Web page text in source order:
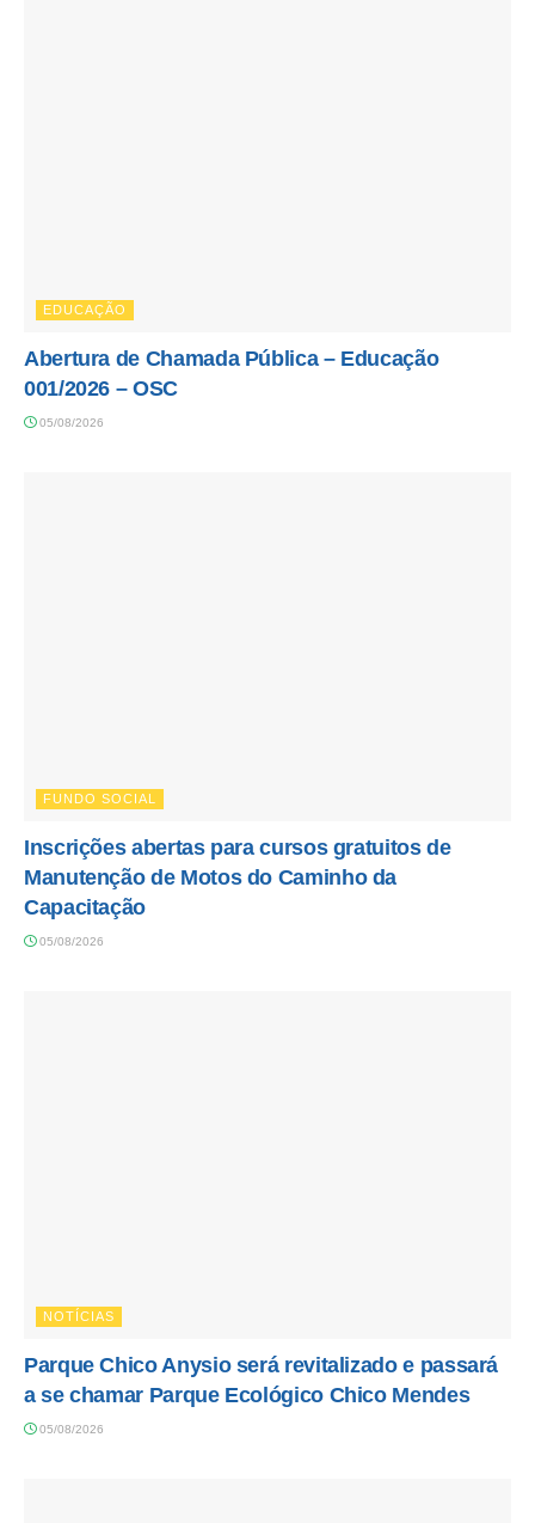
EDUCAÇÃO
Abertura de Chamada Pública – Educação
001/2026 – OSC
05/08/2026
FUNDO SOCIAL
Inscrições abertas para cursos gratuitos de
Manutenção de Motos do Caminho da
Capacitação
05/08/2026
NOTÍCIAS
Parque Chico Anysio será revitalizado e passará
a se chamar Parque Ecológico Chico Mendes
05/08/2026